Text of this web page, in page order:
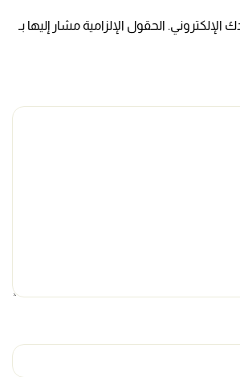
الإلكتروني. الحقول الإلزامية مشار إليها بـ